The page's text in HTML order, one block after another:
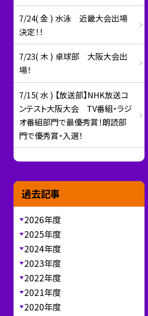
7/24( 金 ) 水泳 近畿大会出場
決定！！
7/23( 木 ) 卓球部 大阪大会出
場！
7/15( 水 ) 【放送部】NHK放送コ
ンテスト大阪大会 TV番組・ラジ
オ番組部門で最優秀賞！朗読部
門で優秀賞・入選！
過去記事
2026年度
2025年度
2024年度
2023年度
2022年度
2021年度
2020年度